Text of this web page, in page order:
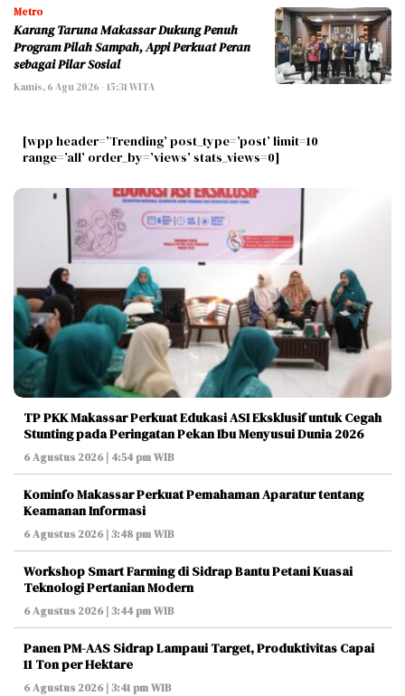
Metro
Karang Taruna Makassar Dukung Penuh
Program Pilah Sampah, Appi Perkuat Peran
sebagai Pilar Sosial
Kamis, 6 Agu 2026 - 15:31 WITA
[wpp header=’Trending’ post_type=’post’ limit=10
range=’all’ order_by=’views’ stats_views=0]
TP PKK Makassar Perkuat Edukasi ASI Eksklusif untuk Cegah
Stunting pada Peringatan Pekan Ibu Menyusui Dunia 2026
6 Agustus 2026 | 4:54 pm WIB
Kominfo Makassar Perkuat Pemahaman Aparatur tentang
Keamanan Informasi
6 Agustus 2026 | 3:48 pm WIB
Workshop Smart Farming di Sidrap Bantu Petani Kuasai
Teknologi Pertanian Modern
6 Agustus 2026 | 3:44 pm WIB
Panen PM-AAS Sidrap Lampaui Target, Produktivitas Capai
11 Ton per Hektare
6 Agustus 2026 | 3:41 pm WIB